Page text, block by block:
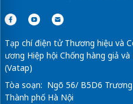
Tạp chí điện tử Thương hiệu và
ương Hiệp hội Chống hàng giả
(Vatap)
Tòa soạn: Ngõ 56/ B5D6 Trương
Thành phố Hà Nội